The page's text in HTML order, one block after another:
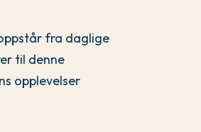
fra daglige
til denne
opplevelser